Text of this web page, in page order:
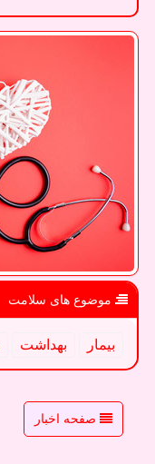
موضوع های سلامت
بیمار بهداشت
صفحه اخبار